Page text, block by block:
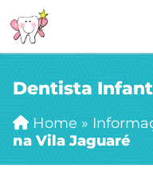
Dentista
Home »
na Vila Jaguaré